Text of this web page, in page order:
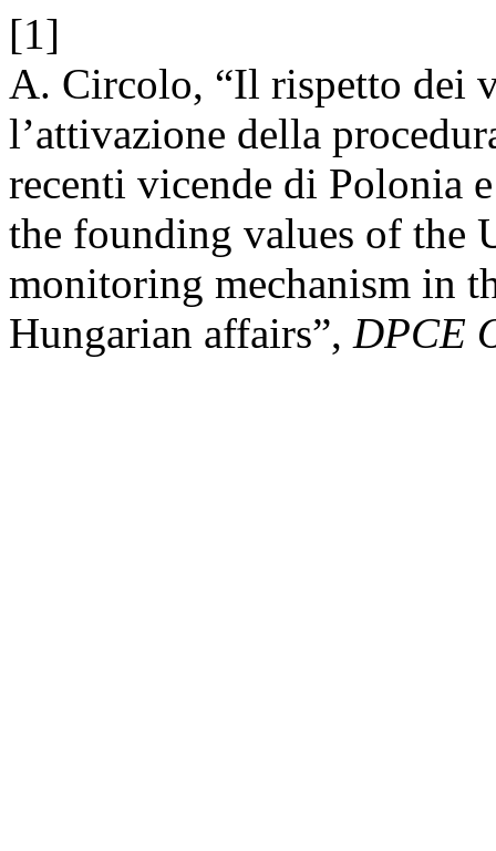
[1]
A. Circolo, “Il rispetto dei
l’attivazione della
recenti vicende di Polonia
the founding values of the
monitoring mechanism in
Hungarian affairs”, DPCE